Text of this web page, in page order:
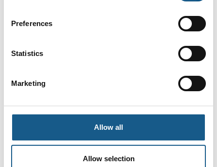
Preferences
Statistics
Marketing
Allow all
Allow selection
Produktet er tilføjet af:
Igus Danmark
kabler, smørefri glidelejersystemer og linære føringer i
4250 mennesker verden over. I 2022 omsatte igus® for 8,2